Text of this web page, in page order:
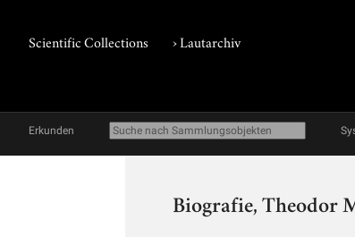
Scientific Collections ›Lautarchiv
Erkunden
Biografie, Theodor